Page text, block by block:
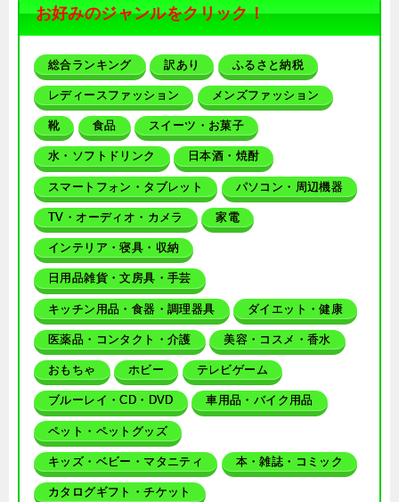
お好みのジャンルをクリック！
総合ランキング 訳あり ふるさと納税
レディースファッション メンズファッション
靴 食品 スイーツ・お菓子
水・ソフトドリンク 日本酒・焼酎
スマートフォン・タブレット パソコン・周辺機器
TV・オーディオ・カメラ 家電
インテリア・寝具・収納
日用品雑貨・文房具・手芸
キッチン用品・食器・調理器具 ダイエット・健康
医薬品・コンタクト・介護 美容・コスメ・香水
おもちゃ ホビー テレビゲーム
ブルーレイ・CD・DVD 車用品・バイク用品
ペット・ペットグッズ
キッズ・ベビー・マタニティ 本・雑誌・コミック
カタログギフト・チケット